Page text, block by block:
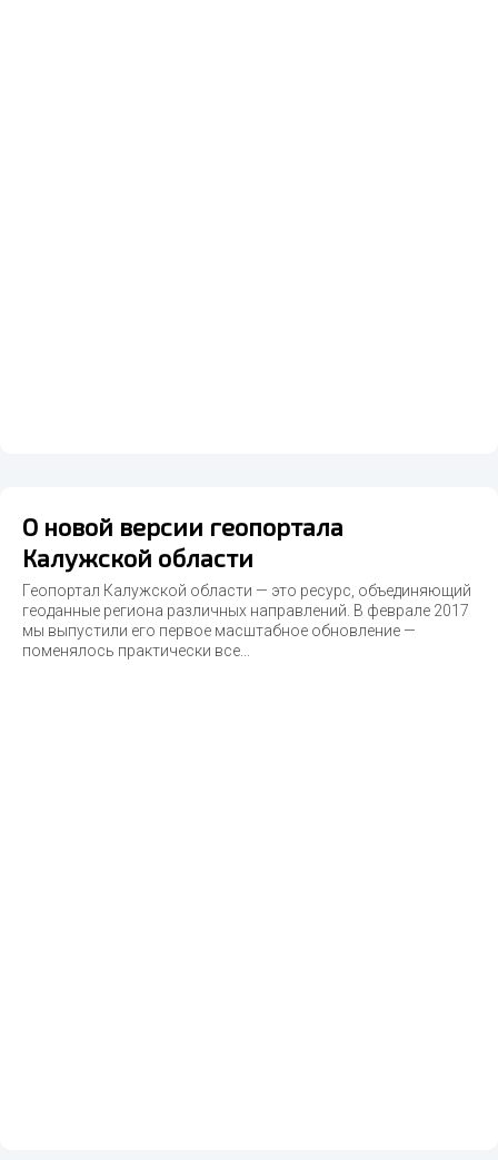
О новой версии геопортала
Калужской области
Геопортал Калужской области — это ресурс, объединяющий
геоданные региона различных направлений. В феврале 2017
мы выпустили его первое масштабное обновление —
поменялось практически все...